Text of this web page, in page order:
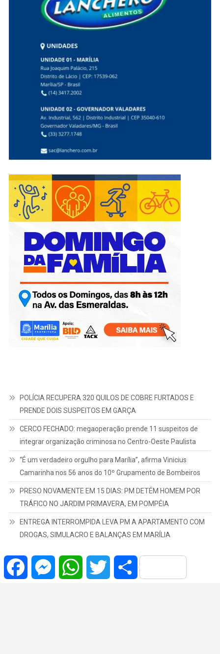
POLÍCIA RECUPERA 320 QUILOS DE COBRE FURTADOS E
PRENDE DOIS SUSPEITOS EM GARÇA
CERCO FECHADO: megaoperação prende 11 suspeitos de
integrar organização criminosa no Centro-Oeste Paulista
“É um verdadeiro orgulho para Marília”, afirma Vinicius
Camarinha nos 56 anos do 10º Grupamento de Bombeiros
PRESO NOVAMENTE EM 15 DIAS: PM DETÉM HOMEM POR
TRÁFICO NO JARDIM PRIMAVERA, EM POMPÉIA
ENTREGA INTERROMPIDA LEVA PM A APARTAMENTO COM
DROGAS, SIMULACRO E BALANÇAS EM MARÍLIA
Facebook MessengerWhatsAppTwitter Share